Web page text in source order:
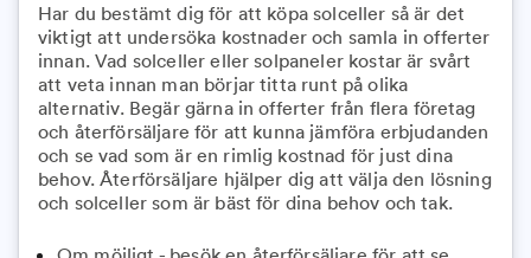
Har du bestämt dig för att köpa solceller så är det
viktigt att undersöka kostnader och samla in offerter
innan. Vad solceller eller solpaneler kostar är svårt
att veta innan man börjar titta runt på olika
alternativ. Begär gärna in offerter från flera företag
och återförsäljare för att kunna jämföra erbjudanden
och se vad som är en rimlig kostnad för just dina
behov. Återförsäljare hjälper dig att välja den lösning
och solceller som är bäst för dina behov och tak.